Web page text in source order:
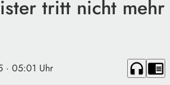
tritt nicht mehr
· 05:01 Uhr headphones chrome_reader_mode